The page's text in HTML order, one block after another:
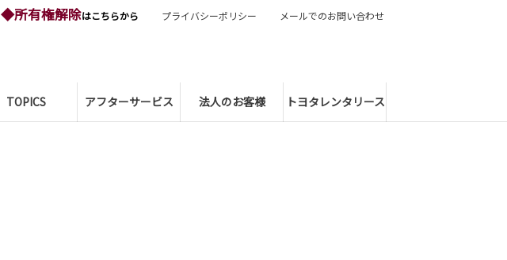
TOPICS アフターサービス 法人のお客様 トヨタレンタリース
◆所有権解除はこちらから プライバシーポリシー メールでのお問い合わせ